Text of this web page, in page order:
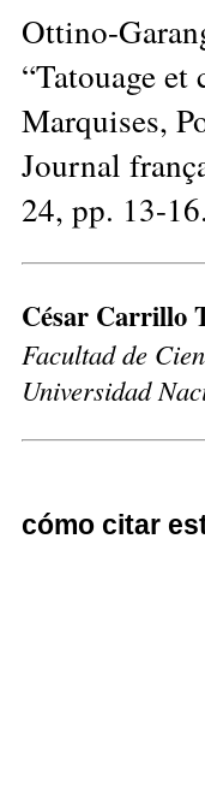
Ottino-
“Tatouage
Marquises,
Journal
24, pp. 13-16.
César Carrillo
Facultad de
Universidad
cómo citar